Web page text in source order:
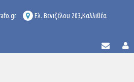
Ελ. Βενιζέλου 203,Καλλιθέα